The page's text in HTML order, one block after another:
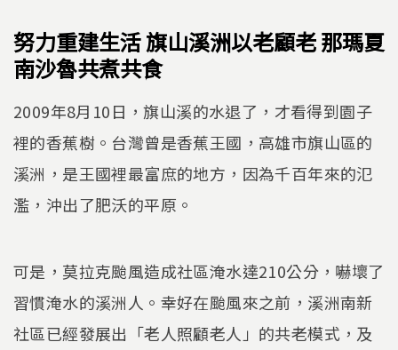
努力重建生活 旗山溪洲以老顧老 那瑪夏
南沙魯共煮共食
2009年8月10日，旗山溪的水退了，才看得到園子
裡的香蕉樹。台灣曾是香蕉王國，高雄市旗山區的
溪洲，是王國裡最富庶的地方，因為千百年來的氾
濫，沖出了肥沃的平原。
可是，莫拉克颱風造成社區淹水達210公分，嚇壞了
習慣淹水的溪洲人。幸好在颱風來之前，溪洲南新
社區已經發展出「老人照顧老人」的共老模式，及